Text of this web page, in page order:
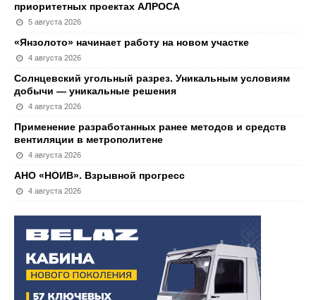
приоритетных проектах АЛРОСА
5 августа 2026
«Янзолото» начинает работу на новом участке
4 августа 2026
Солнцевский угольный разрез. Уникальным условиям
добычи — уникальные решения
4 августа 2026
Применение разработанных ранее методов и средств
вентиляции в метрополитене
4 августа 2026
АНО «НОИВ». Взрывной прогресс
4 августа 2026